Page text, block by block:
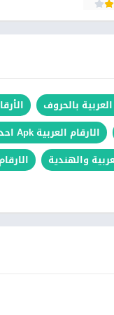
العربية بالحروف
الارقام العربية Apk احدث إصدار
والهندية